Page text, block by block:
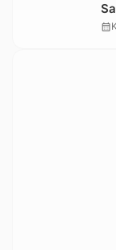
calendar_month